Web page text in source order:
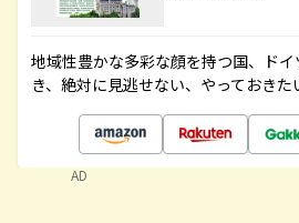
地域性豊かな多彩な顔を持つ国、ド
き、絶対に見逃せない、やっておきた
AD